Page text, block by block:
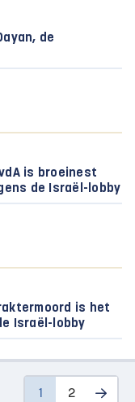
de
is broeinest
de Israël-lobby
is het
Israël-lobby
1 2